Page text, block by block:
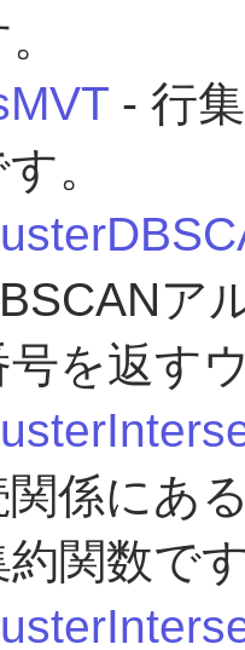
- 行
。
ア
号を返す
関係にあ
関数で